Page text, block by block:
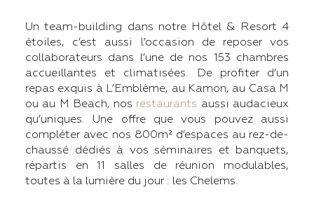
Un team-building dans notre Hôtel & Resort 4
étoiles, c’est aussi l’occasion de reposer vos
collaborateurs dans l’une de nos 153 chambres
accueillantes et climatisées. De profiter d’un
repas exquis à L’Emblème, au Kamon, au Casa M
ou au M Beach, nos restaurants aussi audacieux
qu’uniques. Une offre que vous pouvez aussi
compléter avec nos 800m² d’espaces au rez-de-
chaussé dédiés à vos séminaires et banquets,
répartis en 11 salles de réunion modulables,
toutes à la lumière du jour : les Chelems.